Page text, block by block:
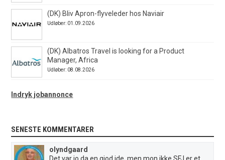
(DK) Bliv Apron-flyveleder hos Naviair
Udløber: 01.09.2026
(DK) Albatros Travel is looking for a Product
Manager, Africa
Udløber: 08.08.2026
Indryk jobannonce
SENESTE KOMMENTARER
olyndgaard